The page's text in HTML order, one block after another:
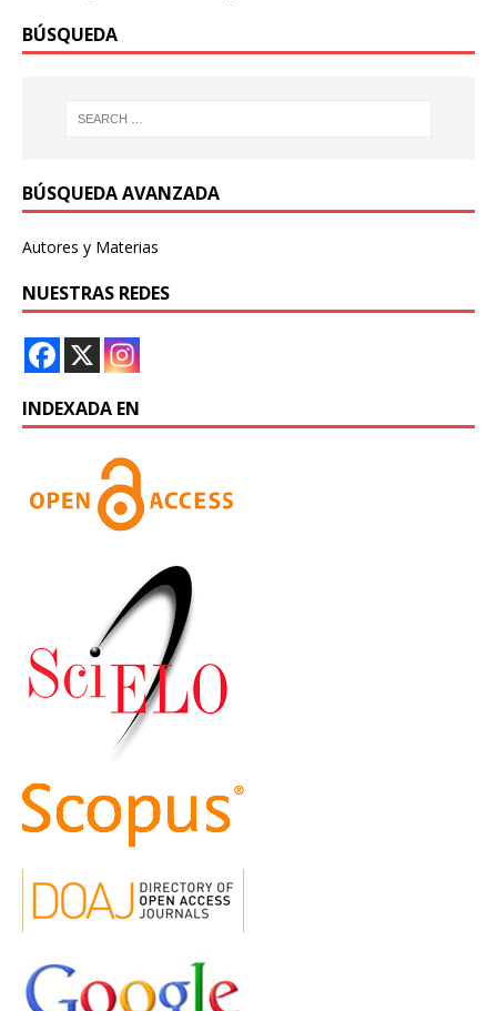
BÚSQUEDA
BÚSQUEDA AVANZADA
Autores y Materias
NUESTRAS REDES
INDEXADA EN